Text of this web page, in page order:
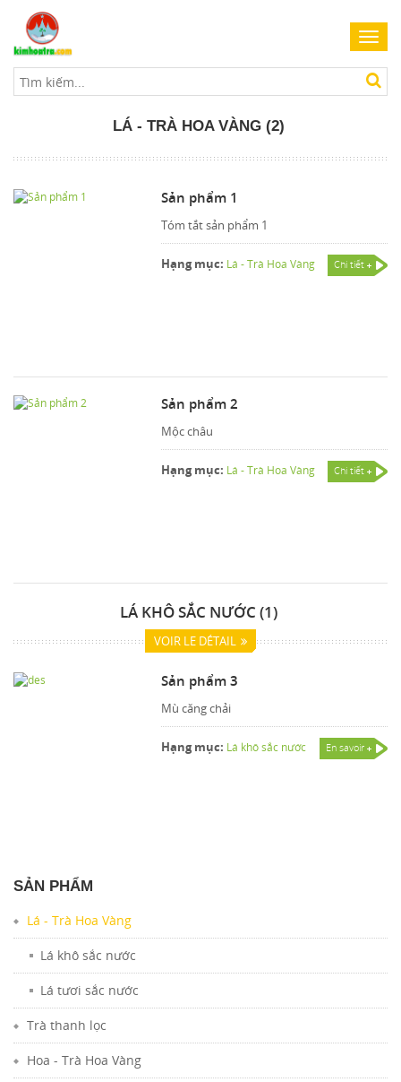
LÁ - TRÀ HOA VÀNG (2)
Sản phẩm 1
Tóm tắt sản phẩm 1
Hạng mục: Lá - Trà Hoa Vàng Chi tiết
Sản phẩm 2
Mộc châu
Hạng mục: Lá - Trà Hoa Vàng Chi tiết
LÁ KHÔ SẮC NƯỚC (1)
VOIR LE DÉTAIL
Sản phẩm 3
Mù căng chải
Hạng mục: Lá khô sắc nước En savoir
SẢN PHẨM
Lá - Trà Hoa Vàng
Lá khô sắc nước
Lá tươi sắc nước
Trà thanh lọc
Hoa - Trà Hoa Vàng